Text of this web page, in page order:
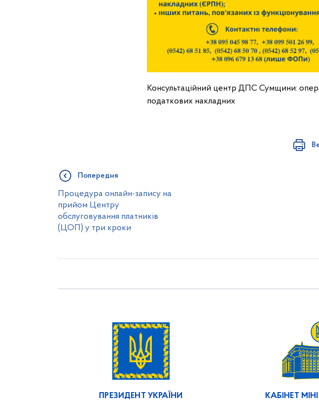
Консультаційний центр ДПС Сумщини:
податкових накладних
Попередня
Процедура онлайн-запису на
прийом Центру
обслуговування платників
(ЦОП) у три кроки
ПРЕЗИДЕНТ УКРАЇНИ КАБІНЕТ